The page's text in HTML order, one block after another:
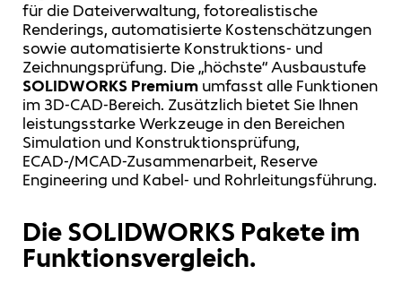
für die Dateiverwaltung, fotorealistische
Renderings, automatisierte Kostenschätzungen
sowie automatisierte Konstruktions- und
Zeichnungsprüfung. Die „höchste“ Ausbaustufe
SOLIDWORKS Premium umfasst alle Funktionen
im 3D-CAD-Bereich. Zusätzlich bietet Sie Ihnen
leistungsstarke Werkzeuge in den Bereichen
Simulation und Konstruktionsprüfung,
ECAD-/MCAD-Zusammenarbeit, Reserve
Engineering und Kabel- und Rohrleitungsführung.
Die SOLIDWORKS Pakete im
Funktionsvergleich.